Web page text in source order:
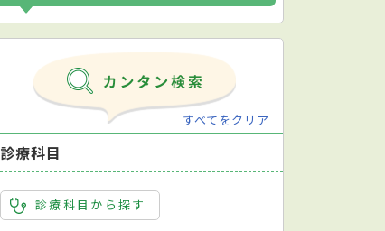
すべてをクリア
診療科目
診療科目から探す